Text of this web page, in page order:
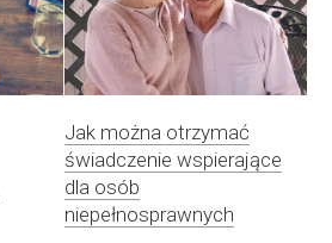
Jak można otrzymać
świadczenie wspierające
dla osób
niepełnosprawnych